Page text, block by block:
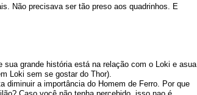
Não precisava ser tão preso aos quadrinhos. E
grande história está na relação com o Loki e asua
Loki sem se gostar do Thor).
diminuir a importância do Homem de Ferro. Por que